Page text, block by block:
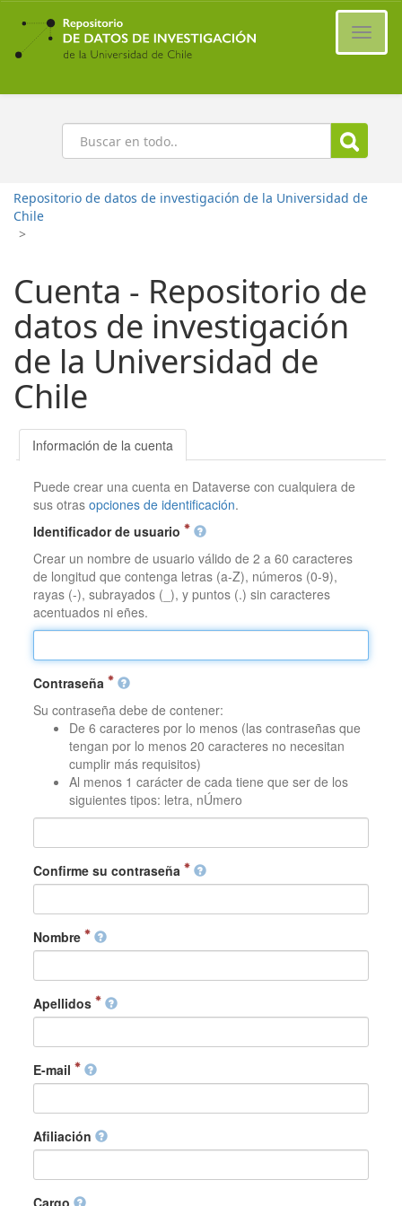
Ir
contenido
principal
Buscar
Repositorio de datos de investigación de la Universidad de
Chile
>
Cuenta - Repositorio de
datos de investigación
de la Universidad de
Chile
Información de la cuenta
Puede crear una cuenta en Dataverse con cualquiera de
sus otrasopciones de identificación.
Identificador de usuario
Crear un nombre de usuario válido de 2 a 60 caracteres
de longitud que contenga letras (a-Z), números (0-9),
rayas (-), subrayados (_), y puntos (.) sin caracteres
acentuados ni eñes.
Contraseña
Su contraseña debe de contener:
De 6 caracteres por lo menos (las contraseñas que
tengan por lo menos 20 caracteres no necesitan
cumplir más requisitos)
Al menos 1 carácter de cada tiene que ser de los
siguientes tipos: letra, nÚmero
Confirme su contraseña
Nombre
Apellidos
E-mail
Afiliación
Cargo